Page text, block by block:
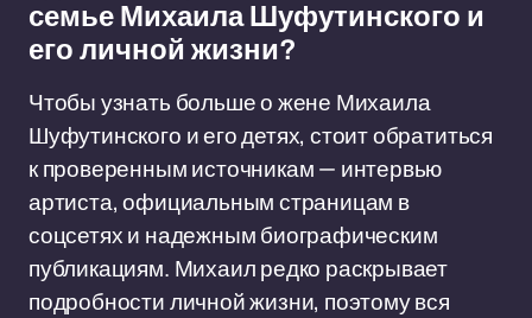
семье Михаила Шуфутинского и
его личной жизни?
Чтобы узнать больше о жене Михаила
Шуфутинского и его детях, стоит обратиться
к проверенным источникам — интервью
артиста, официальным страницам в
соцсетях и надежным биографическим
публикациям. Михаил редко раскрывает
подробности личной жизни, поэтому вся